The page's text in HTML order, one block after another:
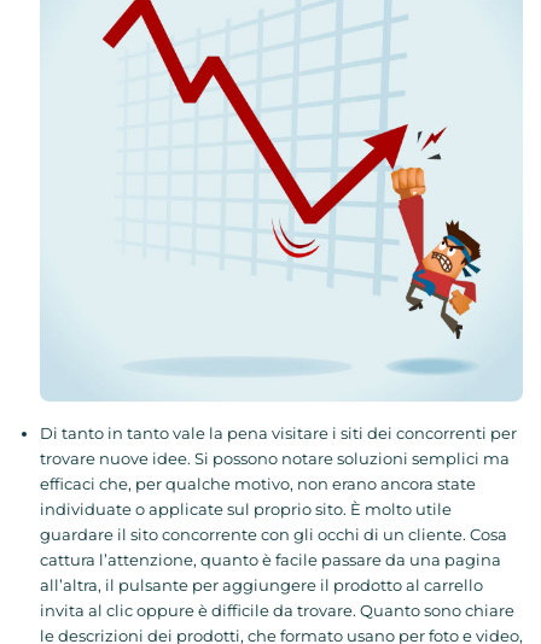
Di tanto in tanto vale la pena visitare i siti dei concorrenti per
trovare nuove idee. Si possono notare soluzioni semplici ma
efficaci che, per qualche motivo, non erano ancora state
individuate o applicate sul proprio sito. È molto utile
guardare il sito concorrente con gli occhi di un cliente. Cosa
cattura l’attenzione, quanto è facile passare da una pagina
all’altra, il pulsante per aggiungere il prodotto al carrello
invita al clic oppure è difficile da trovare. Quanto sono chiare
le descrizioni dei prodotti, che formato usano per foto e video,